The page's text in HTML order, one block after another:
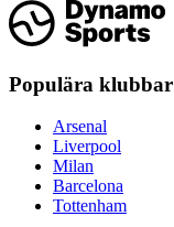
Populära klubbar
Arsenal
Liverpool
Milan
Barcelona
Tottenham